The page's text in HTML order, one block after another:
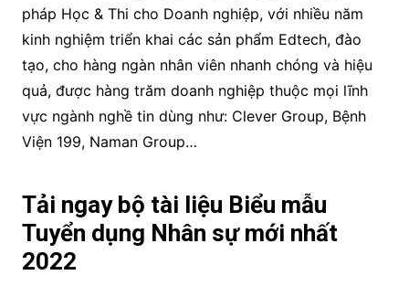
pháp Học & Thi cho Doanh nghiệp, với nhiều năm
kinh nghiệm triển khai các sản phẩm Edtech, đào
tạo, cho hàng ngàn nhân viên nhanh chóng và hiệu
quả, được hàng trăm doanh nghiệp thuộc mọi lĩnh
vực ngành nghề tin dùng như: Clever Group, Bệnh
Viện 199, Naman Group…
Tải ngay bộ tài liệu Biểu mẫu
Tuyển dụng Nhân sự mới nhất
2022